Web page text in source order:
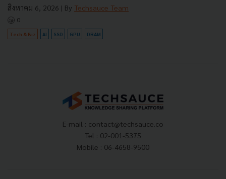
สิงหาคม 6, 2026 | By Techsauce Team
0
Tech & Biz AI SSD GPU DRAM
E-mail : contact@techsauce.co
Tel : 02-001-5375
Mobile : 06-4658-9500